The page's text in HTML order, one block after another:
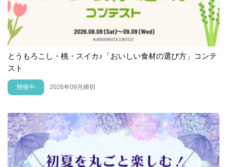
とうもろこし・桃・スイカ♪「おいしい食材の選び方」コンテ
スト
開催中 2026年09月締切